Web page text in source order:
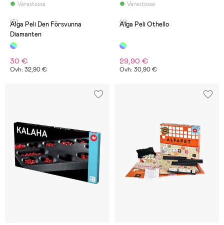
Varastossa
(5)
Alga Peli Den Försvunna
Diamanten
30 €
Ovh: 32,90 €
Varastossa
(4)
Alga Peli Othello
29,90 €
Ovh: 30,90 €